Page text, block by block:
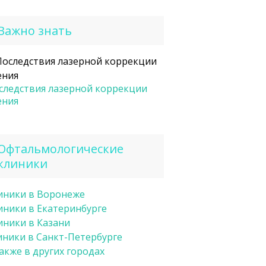
знать
лазерной коррекции
в Воронеже
в Екатеринбурге
в Казани
в Санкт-Петербурге
в других городах